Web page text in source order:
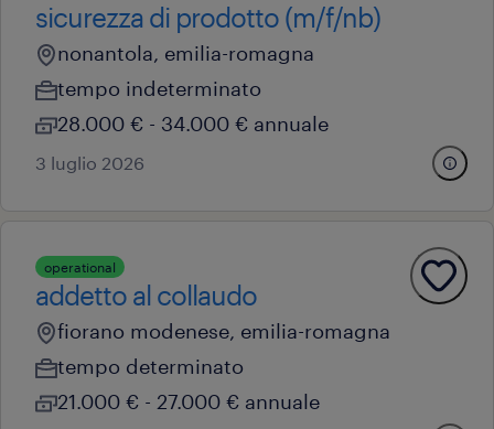
sicurezza di prodotto (m/f/nb)
nonantola, emilia-romagna
tempo indeterminato
28.000 € - 34.000 € annuale
3 luglio 2026
operational
addetto al collaudo
fiorano modenese, emilia-romagna
tempo determinato
21.000 € - 27.000 € annuale